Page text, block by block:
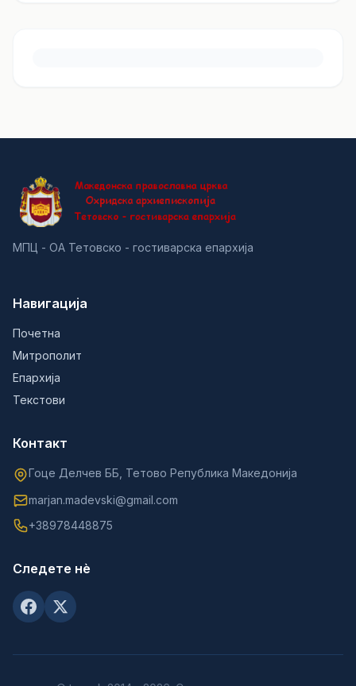
МПЦ - ОА Тетовско - гостиварска епархија
Навигација
Почетна
Митрополит
Епархија
Текстови
Контакт
Гоце Делчев ББ, Тетово Република Македонија
marjan.madevski@gmail.com
+38978448875
Следете нè